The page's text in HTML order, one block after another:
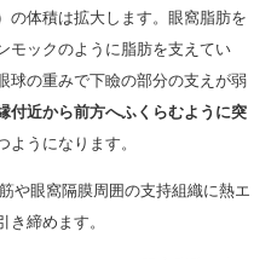
の体積は拡大します。眼窩脂肪を
モックのように脂肪を支えてい
球の重みで下瞼の部分の支えが弱
付近から前方へふくらむように突
ようになります。
や眼窩隔膜周囲の支持組織に熱エ
締めます。